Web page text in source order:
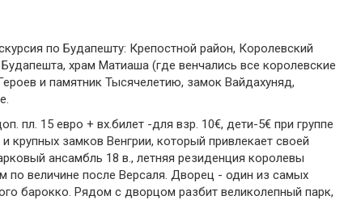
по Будапешту: Крепостной район, Королевский
храм Матиаша (где венчались все королевские
и памятник Тысячелетию, замок Вайдахуняд,
пл. 15 евро + вх.билет -для взр. 10€, дети-5€ при группе
замков Венгрии, который привлекает своей
ансамбль 18 в., летняя резиденция королевы
по величине после Версаля. Дворец - один из самых
барокко. Рядом с дворцом разбит великолепный парк,